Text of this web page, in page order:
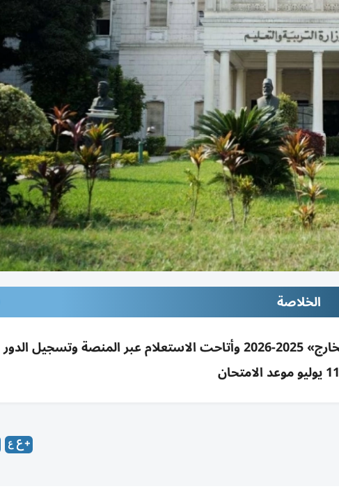
الخلاصة
وزارة التعليم المصرية أعلنت نتيجة «أبناؤنا في الخارج» 2025-2026 وأتاحت الاستعلام عبر المنصة وتسجيل الدور